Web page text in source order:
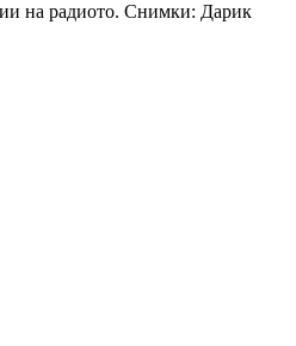
на радиото. Снимки: Дарик